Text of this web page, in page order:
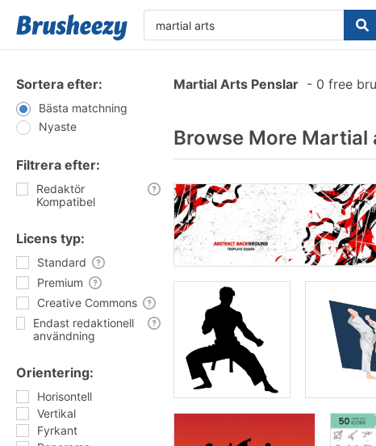
Sortera efter:
Bästa matchning
Nyaste
Filtrera efter:
Redaktör
Kompatibel
Licens typ:
Standard
Premium
Creative Commons
Endast redaktionell
användning
Orientering:
Horisontell
Vertikal
Fyrkant
Martial Arts Penslar - 0 free
Browse More